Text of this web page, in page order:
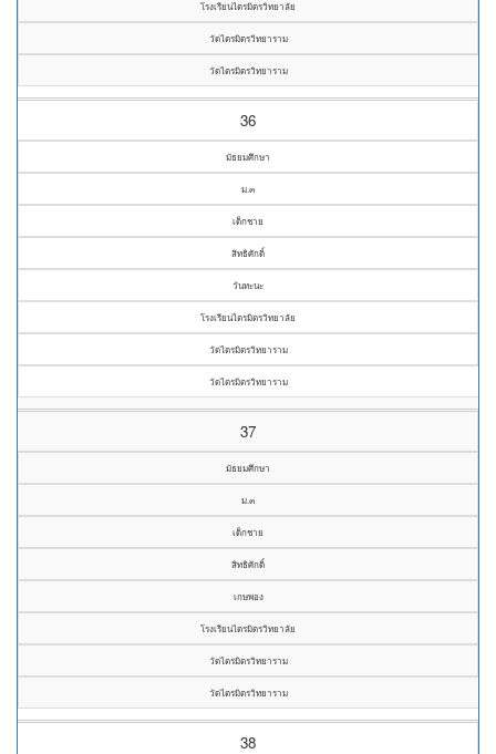
โรงเรียนไตรมิตรวิทยาลัย
วัดไตรมิตรวิทยาราม
วัดไตรมิตรวิทยาราม
36
มัธยมศึกษา
ม.๓
เด็กชาย
สิทธิศักดิ์
วันทะนะ
โรงเรียนไตรมิตรวิทยาลัย
วัดไตรมิตรวิทยาราม
วัดไตรมิตรวิทยาราม
37
มัธยมศึกษา
ม.๓
เด็กชาย
สิทธิศักดิ์
เกษพอง
โรงเรียนไตรมิตรวิทยาลัย
วัดไตรมิตรวิทยาราม
วัดไตรมิตรวิทยาราม
38